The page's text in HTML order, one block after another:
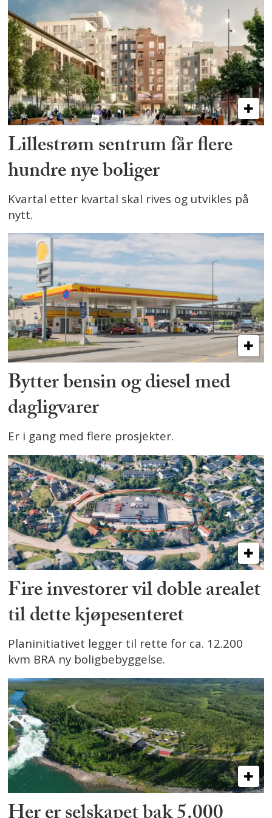
Lillestrøm sentrum får flere
hundre nye boliger
Kvartal etter kvartal skal rives og utvikles på
nytt.
Bytter bensin og diesel med
dagligvarer
Er i gang med flere prosjekter.
Fire investorer vil doble arealet
til dette kjøpesenteret
Planinitiativet legger til rette for ca. 12.200
kvm BRA ny boligbebyggelse.